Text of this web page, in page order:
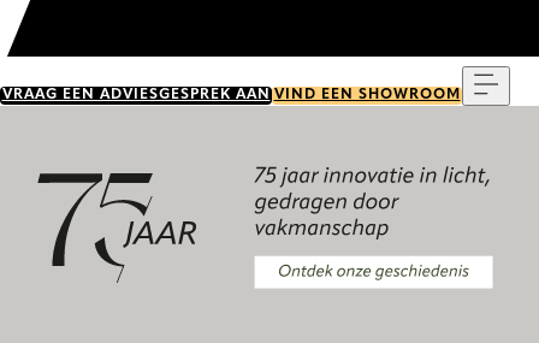
VRAAG EEN ADVIESGESPREK AAN VIND EEN SHOWROOM